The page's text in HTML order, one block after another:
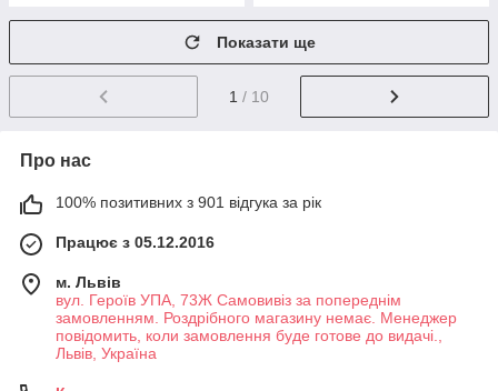
Показати ще
1 / 10
Про нас
100% позитивних з 901 відгука за рік
Працює з 05.12.2016
м. Львів
вул. Героїв УПА, 73Ж Самовивіз за попереднім
замовленням. Роздрібного магазину немає. Менеджер
повідомить, коли замовлення буде готове до видачі.,
Львів, Україна